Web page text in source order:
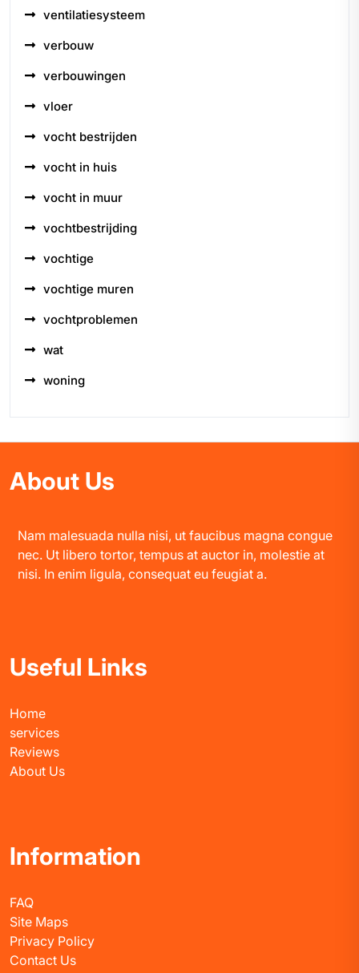
ventilatiesysteem
verbouw
verbouwingen
vloer
vocht bestrijden
vocht in huis
vocht in muur
vochtbestrijding
vochtige
vochtige muren
vochtproblemen
wat
woning
About Us
Nam malesuada nulla nisi, ut faucibus magna congue
nec. Ut libero tortor, tempus at auctor in, molestie at
nisi. In enim ligula, consequat eu feugiat a.
Useful Links
Home
services
Reviews
About Us
Information
FAQ
Site Maps
Privacy Policy
Contact Us